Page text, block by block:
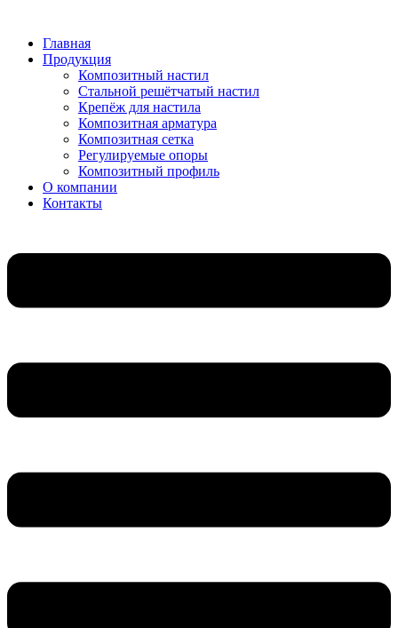
Главная
Продукция
Композитный настил
Стальной решётчатый настил
Крепёж для настила
Композитная арматура
Композитная сетка
Регулируемые опоры
Композитный профиль
О компании
Контакты